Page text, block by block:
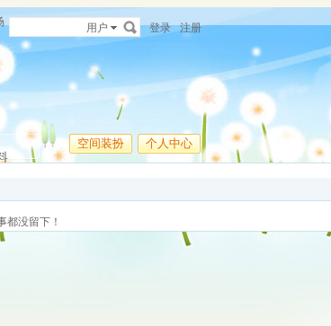
用户 登录 注册
空间装扮 个人中心
都没留下！